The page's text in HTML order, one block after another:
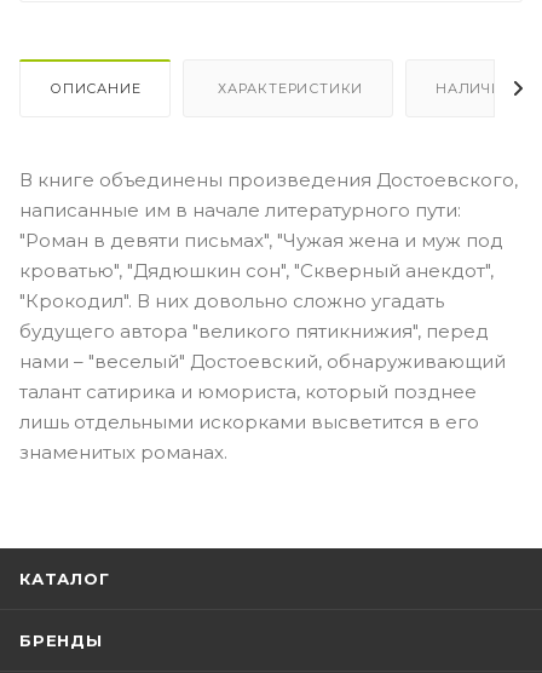
ОПИСАНИЕ ХАРАКТЕРИСТИКИ НАЛИЧИЕ
В книге объединены произведения Достоевского,
написанные им в начале литературного пути:
"Роман в девяти письмах", "Чужая жена и муж под
кроватью", "Дядюшкин сон", "Скверный анекдот",
"Крокодил". В них довольно сложно угадать
будущего автора "великого пятикнижия", перед
нами – "веселый" Достоевский, обнаруживающий
талант сатирика и юмориста, который позднее
лишь отдельными искорками высветится в его
знаменитых романах.
КАТАЛОГ
БРЕНДЫ